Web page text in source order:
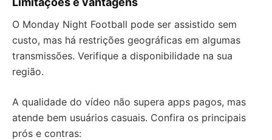
O Monday Night Football pode ser assistido sem
custo, mas há restrições geográficas em algumas
transmissões. Verifique a disponibilidade na sua
região.
A qualidade do vídeo não supera apps pagos, mas
atende bem usuários casuais. Confira os principais
prós e contras: